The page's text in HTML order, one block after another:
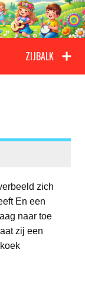
ZIJBALK
zich
En een
naar toe
zij een